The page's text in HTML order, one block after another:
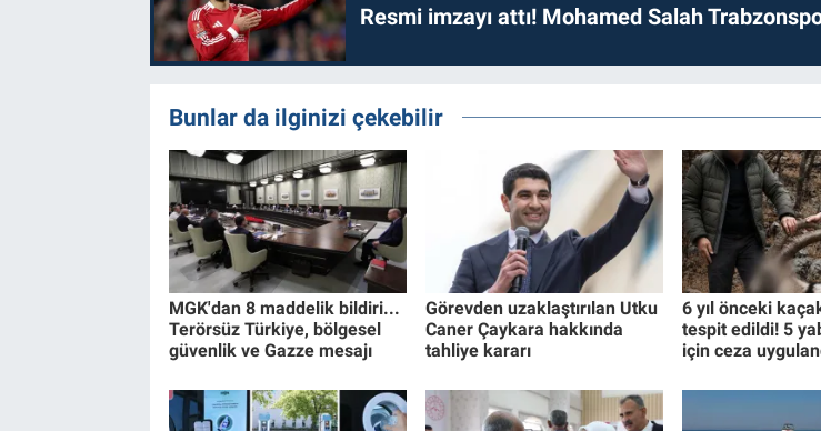
Resmi imzayı attı! Mohamed Salah
Bunlar da ilginizi çekebilir
MGK'dan 8 maddelik bildiri...
Terörsüz Türkiye, bölgesel
güvenlik ve Gazze mesajı
Görevden uzaklaştırılan Utku
Caner Çaykara hakkında
tahliye kararı
6 yıl önceki
tespit edildi! 5
için ceza